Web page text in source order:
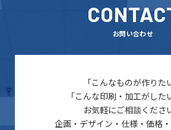
お問い合わせ
「こんなものが作りた
「こんな印刷・加工がした
お気軽にご相談くださ
企画・デザイン・仕様・価格・